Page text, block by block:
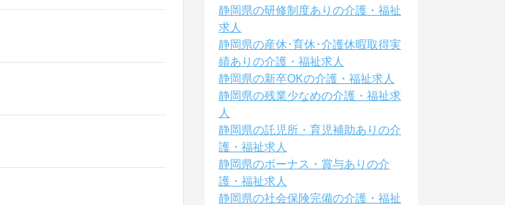
静岡県の研修制度ありの介護・福祉
求人
静岡県の産休･育休･介護休暇取得実
績ありの介護・福祉求人
静岡県の新卒OKの介護・福祉求人
静岡県の残業少なめの介護・福祉求
人
静岡県の託児所・育児補助ありの介
護・福祉求人
静岡県のボーナス・賞与ありの介
護・福祉求人
静岡県の社会保険完備の介護・福祉